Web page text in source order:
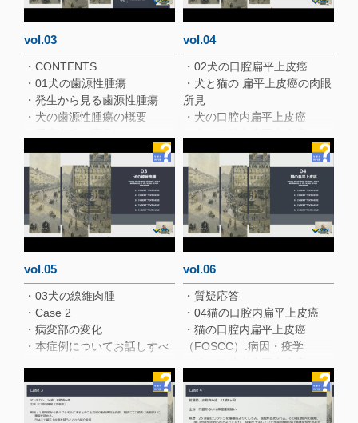
vol.03
・CONTENTS
・01犬の歯源性腫瘍
・発生から見る歯源性腫瘍
・犬の歯源性腫瘍の概要
・犬猫の歯源性腫瘍に関して
お話すべき内容
・Case 1
・口腔内腫瘤（歯肉腫瘤）の
鑑別診断リストを５個あげて
みましょう
・インフォームプラン
・CT検査
・治療プラン
・本症例のインフォームのポ
イント
vol.04
・02犬の口腔扁平上皮癌
・犬と猫の 扁平上皮癌の肉眼
所見
・犬の口腔内扁平上皮癌
conventional SCC以外
・犬の扁平上皮癌の治療
vol.05
・03犬の線維肉腫
・Case 2
・病変部の変化
・本症例についてお話しすべ
・治療プラン
・経過
・本症例におけるインフォー
vol.06
・質疑応答
・04猫の口腔内扁平上皮癌
・猫の口腔内扁平上皮癌
（FOSCC）:病因・疫学
（FOSCC）に関する大規模研
究（前向き研究）
・診断